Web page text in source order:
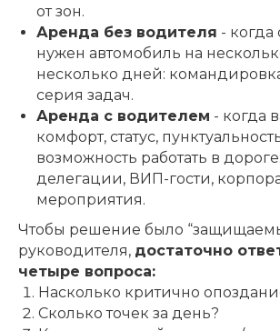
от зон.
Аренда без водителя - когда
нужен автомобиль на
несколько дней:
серия задач.
Аренда с водителем - когда
комфорт, статус,
возможность работать в
делегации, ВИП-гости,
мероприятия.
Чтобы решение было
руководителя, достаточно
четыре вопроса:
Насколько критично
Сколько точек за день?